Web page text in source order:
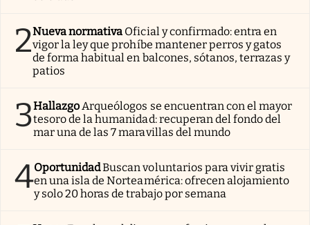
2Nueva normativa Oficial y confirmado: entra en
vigor la ley que prohíbe mantener perros y gatos
de forma habitual en balcones, sótanos, terrazas y
patios
3Hallazgo Arqueólogos se encuentran con el mayor
tesoro de la humanidad: recuperan del fondo del
mar una de las 7 maravillas del mundo
4OportunidadBuscan voluntarios para vivir gratis
en una isla de Norteamérica: ofrecen alojamiento
y solo 20 horas de trabajo por semana